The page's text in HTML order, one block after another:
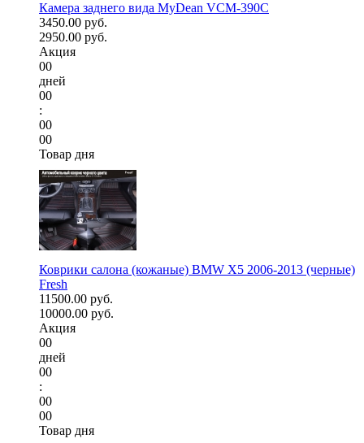
Камера заднего вида MyDean VCM-390C
3450.00 руб.
2950.00 руб.
Акция
00
дней
00
:
00
00
Товар дня
Коврики салона (кожаные) BMW X5 2006-2013 (черные)
Fresh
11500.00 руб.
10000.00 руб.
Акция
00
дней
00
:
00
00
Товар дня